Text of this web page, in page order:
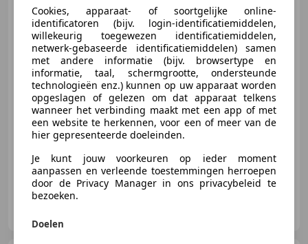
Daimler Super V8 8 4.2
Supercharged LWB
€ 49.950
04/2006 61.967 km Benzine
HooG Selections B.V.
Cookies, apparaat- of soortgelijke online-
identificatoren (bijv. login-identificatiemiddelen,
willekeurig toegewezen identificatiemiddelen,
netwerk-gebaseerde identificatiemiddelen) samen
met andere informatie (bijv. browsertype en
informatie, taal, schermgrootte, ondersteunde
technologieën enz.) kunnen op uw apparaat worden
opgeslagen of gelezen om dat apparaat telkens
wanneer het verbinding maakt met een app of met
een website te herkennen, voor een of meer van de
hier gepresenteerde doeleinden.
Je kunt jouw voorkeuren op ieder moment
aanpassen en verleende toestemmingen herroepen
door de Privacy Manager in ons privacybeleid te
bezoeken.
Doelen